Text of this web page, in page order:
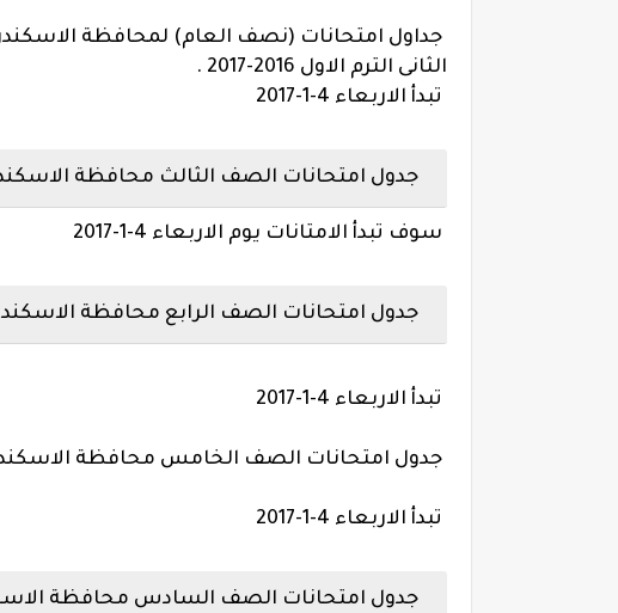
الثانى الترم الاول 2016-2017 .
تبدأ الاربعاء 4-1-2017
جدول امتحانات الصف الثالث محافظة الاسكندرية
سوف تبدأ الامتانات يوم الاربعاء 4-1-2017
جدول امتحانات الصف الرابع محافظة الاسكندرية الترم
تبدأ الاربعاء 4-1-2017
جدول امتحانات الصف الخامس محافظة الاسكندرية الترم
تبدأ الاربعاء 4-1-2017
جدول امتحانات الصف السادس محافظة الاسكندرية